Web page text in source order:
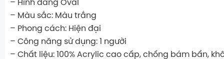
– Hình dáng Oval
– Màu sắc: Màu trắng
– Phong cách: Hiện đại
– Công năng sử dụng: 1 người
– Chất liệu: 100% Acrylic cao cấp, chống bám bẩn,